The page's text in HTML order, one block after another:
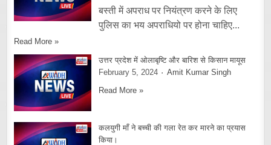
बस्ती में अपराध पर नियंत्रण करने के लिए
पुलिस का भय अपराधियो पर होना चाहिए...
Read More »
उत्तर प्रदेश में ओलाबृष्टि और बारिश से किसान मायूस
February 5, 2024
Amit Kumar Singh
Read More »
कलयुगी माँ ने बच्ची की गला रेत कर मारने का प्रयास
किया।